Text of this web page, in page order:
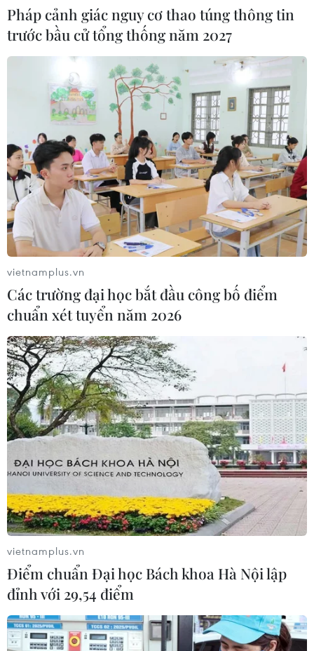
Gỡ 'nút thắt' đất công xen cài: Vì sao dự án
bất động sản ách tắc?
Hơn 2 năm qua, các doanh nghiệp bất động sản lớn tại
Thành phố Hồ Chí Minh hầu như không trình thêm dự
án mới vì còn tồn đọng quá nhiều dự án đã được duyệt
nhưng chưa thể triển khai.
Gỡ 'nút thắt' đất công xen cài: Chờ hướng
dẫn thực hiện cụ thể
Theo Sở Tài nguyên và Môi trường Thành phố Hồ Chí
Minh, Nghị định 148 mang tính cách mạng, mở ra một
hướng giải pháp mới toàn diện hơn cho vấn đề vướng
đất công xen cài trong dự án bất động sản.
Pháp cảnh giác nguy cơ thao túng thông tin
trước bầu cử tổng thống năm 2027
vietnamplus.vn
Các trường đại học bắt đầu công bố điểm
chuẩn xét tuyển năm 2026
vietnamplus.vn
Điểm chuẩn Đại học Bách khoa Hà Nội lập
đỉnh với 29,54 điểm